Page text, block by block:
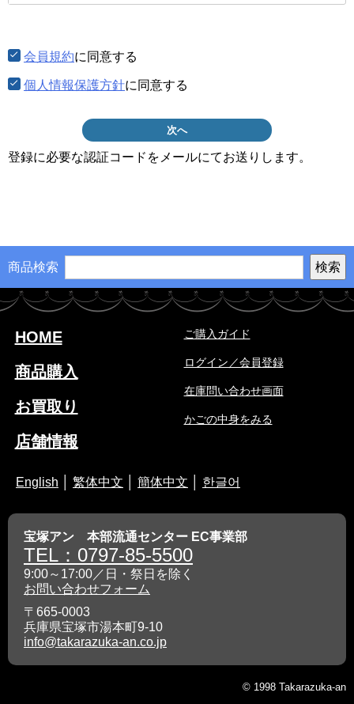
須)
会員規約に同意する
個人情報保護方針に同意する
次へ
登録に必要な認証コードをメールにてお送りします。
商品検索
HOME
商品購入
お買取り
店舗情報
ご購入ガイド
ログイン／会員登録
在庫問い合わせ画面
かごの中身をみる
English 繁体中文 簡体中文 한글어
宝塚アン 本部流通センター EC事業部
TEL：0797-85-5500
9:00～17:00／日・祭日を除く
お問い合わせフォーム
〒665-0003
兵庫県宝塚市湯本町9-10
info@takarazuka-an.co.jp
© 1998 Takarazuka-an